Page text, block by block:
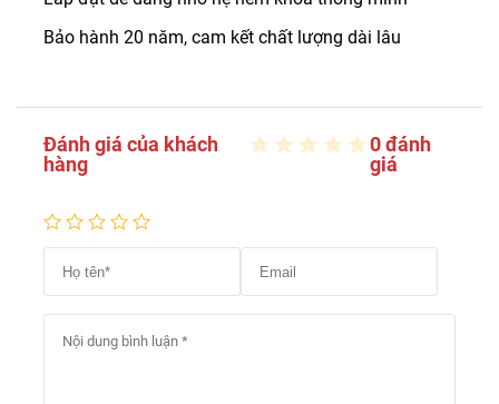
Bảo hành 20 năm, cam kết chất lượng dài lâu
Đánh giá của khách
hàng
0 đánh
giá